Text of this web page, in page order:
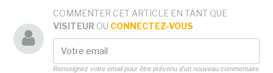
COMMENTER CET ARTICLE EN TANT QUE
VISITEUR OU CONNECTEZ-VOUS
Renseignez votre email pour être prévenu d'un nouveau commentaire